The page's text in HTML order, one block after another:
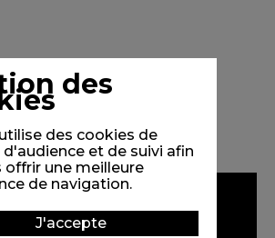
des
des cookies de
et de suivi afin
offrir une meilleure
de navigation.
J'accepte